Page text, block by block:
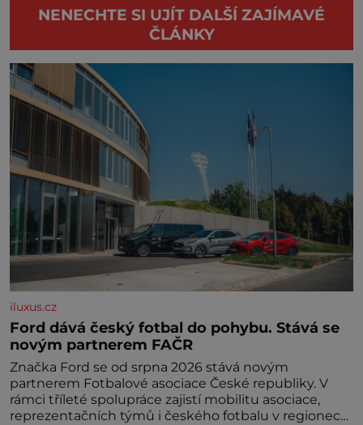
NENECHTE SI UJÍT DALŠÍ ZAJÍMAVÉ
ČLÁNKY
iluxus.cz
Ford dává český fotbal do pohybu. Stává se
novým partnerem FAČR
Značka Ford se od srpna 2026 stává novým
partnerem Fotbalové asociace České republiky. V
rámci tříleté spolupráce zajistí mobilitu asociace,
reprezentačních týmů i českého fotbalu v regionech.